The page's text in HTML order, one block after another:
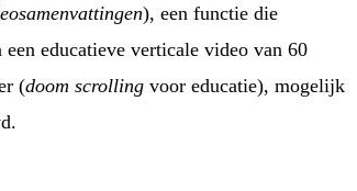
), een functie die
educatieve verticale video van 60
(doom scrolling voor educatie), mogelijk